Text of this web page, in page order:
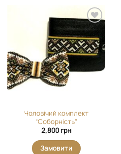
Додати
виріб у
вибране
Чоловічий комплект
“Соборність”
2,800 грн
Замовити